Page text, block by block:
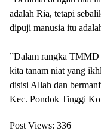
adalah Ria, tetapi
dipuji manusia itu
‎”Dalam rangka
kita tanam niat yang
disisi Allah dan
Kec. Pondok Tinggi
Post Views: 336